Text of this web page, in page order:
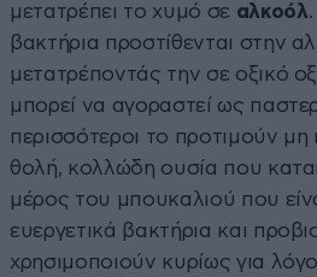
μετατρέπει το χυμό σε αλκοόλ
βακτήρια προστίθενται στην
μετατρέποντάς την σε οξικό
μπορεί να αγοραστεί ως
περισσότεροι το προτιμούν
θολή, κολλώδη ουσία που
μέρος του μπουκαλιού που
ευεργετικά βακτήρια και
χρησιμοποιούν κυρίως για